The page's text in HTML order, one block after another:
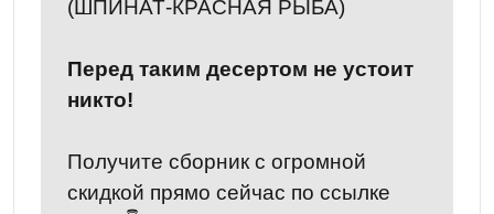
(ШПИНАТ-КРАСНАЯ РЫБА)
Перед таким десертом не устоит
никто!
Получите сборник с огромной
скидкой прямо сейчас по ссылке